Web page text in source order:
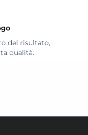
del risultato,
qualità.